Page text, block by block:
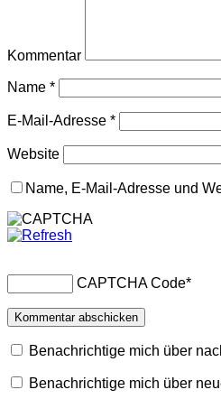
Kommentar
Name *
E-Mail-Adresse *
Website
Name, E-Mail-Adresse und
CAPTCHA Code*
Benachrichtige mich über
Benachrichtige mich über